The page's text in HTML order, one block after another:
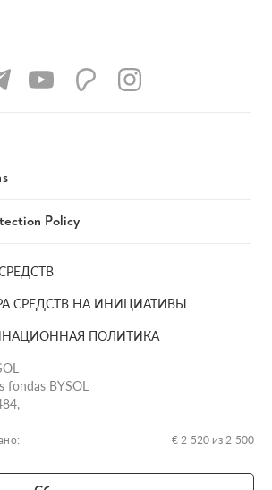
€ 2 520 из 2 500
СРЕДСТВ НА ИНИЦИАТИВЫ
ПОЛИТИКА
fondas BYSOL
Policy